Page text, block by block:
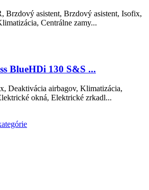
Brzdový asistent, Brzdový asistent, Isofix,
Centrálne zamy...
BlueHDi 130 S&S ...
Deaktivácia airbagov, Klimatizácia,
okná, Elektrické zrkadl...